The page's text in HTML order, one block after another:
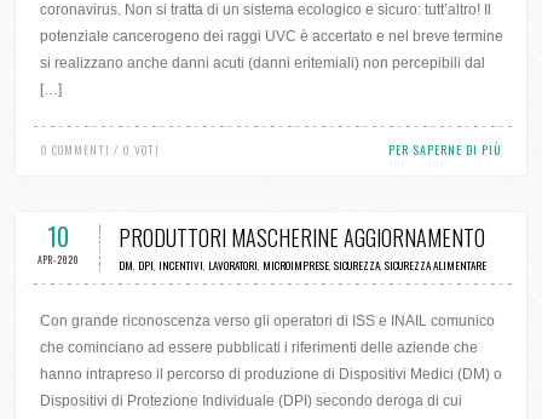
coronavirus. Non si tratta di un sistema ecologico e sicuro: tutt’altro! Il
potenziale cancerogeno dei raggi UVC è accertato e nel breve termine
si realizzano anche danni acuti (danni eritemiali) non percepibili dal
[…]
0 COMMENTI / 0 VOTI PER SAPERNE DI PIÙ
10
APR-2020
PRODUTTORI MASCHERINE AGGIORNAMENTO
DM, DPI, INCENTIVI, LAVORATORI, MICROIMPRESE,SICUREZZA,SICUREZZA ALIMENTARE
Con grande riconoscenza verso gli operatori di ISS e INAIL comunico
che cominciano ad essere pubblicati i riferimenti delle aziende che
hanno intrapreso il percorso di produzione di Dispositivi Medici (DM) o
Dispositivi di Protezione Individuale (DPI) secondo deroga di cui